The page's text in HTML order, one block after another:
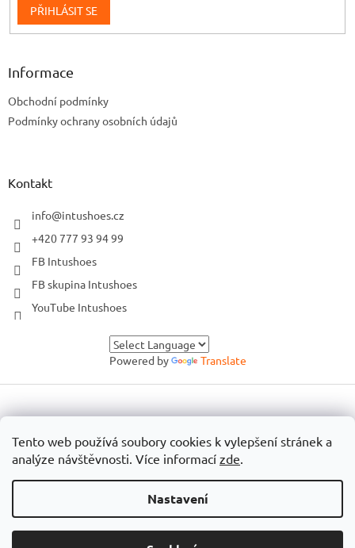
Tento web používá soubory cookies k vylepšení stránek a
analýze návštěvnosti. Více informací zde.
Nastavení
🛠️ Technická přestávka: Od pátku 31. 7. do pondělí 10. 8. budu na
e-shopu ladit procesy. Web si můžeš plně prohlížet, ale bez
objednání. Možnost objednávání bude znovu spuštěn v pondělí 10.
PŘIHLÁSIT SE
Informace
Obchodní podmínky
Podmínky ochrany osobních údajů
Kontakt
info@intushoes.cz
+420 777 93 94 99
FB Intushoes
FB skupina Intushoes
YouTube Intushoes
Powered by Translate